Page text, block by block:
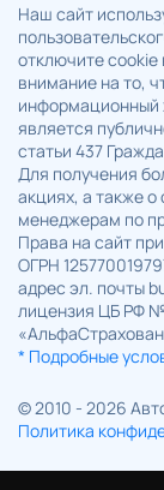
Наш сайт
отключите
внимание на то,
информационный
является
статьи 437
Для получения
акциях, а также
менеджерам по
Права на сайт
ОГРН
адрес эл. почты
лицензия ЦБ РФ
* Подробные
© 2010 - 2026
Политика